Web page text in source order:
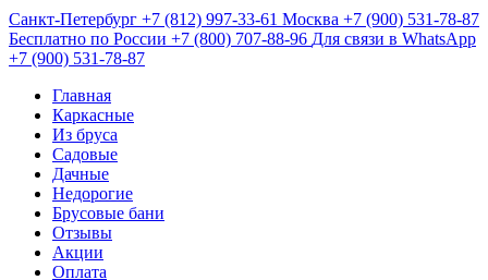
Санкт-Петербург +7 (812) 997-33-61 Москва +7 (900) 531-78-87
Бесплатно по России +7 (800) 707-88-96 Для связи в WhatsApp
+7 (900) 531-78-87
Главная
Каркасные
Из бруса
Садовые
Дачные
Недорогие
Брусовые бани
Отзывы
Акции
Оплата